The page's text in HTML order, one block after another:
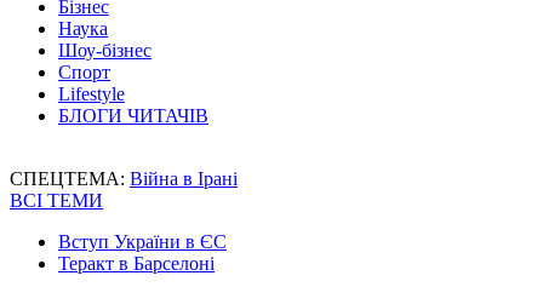
Бізнес
Наука
Шоу-бізнес
Спорт
Lifestyle
БЛОГИ ЧИТАЧІВ
СПЕЦТЕМА: Війна в Ірані
ВСІ ТЕМИ
Вступ України в ЄС
Теракт в Барселоні